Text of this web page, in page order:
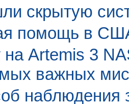
скрытую
помощь в
на Artemis 3
важных
наблюдения